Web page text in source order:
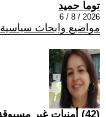
توما حميد
2026 / 8 / 6
مواضيع وابحاث سياسية
(42) أمنيات غير مسبوقة